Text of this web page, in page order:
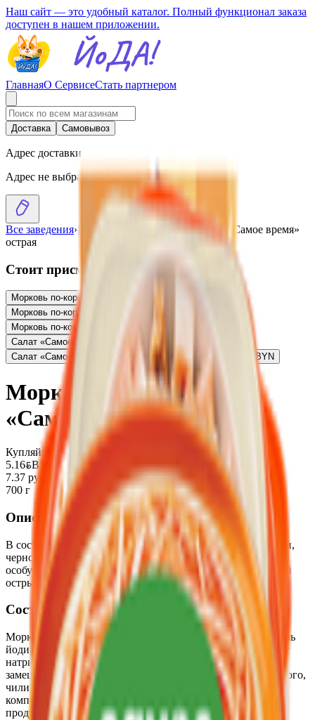
Наш сайт — это удобный каталог. Полный функционал заказа
доступен в нашем приложении.
ГлавнаяО СервисеСтать партнером
Доставка Самовывоз
Адрес доставки
Адрес не выбран
Все заведения›Каталог
Морковь по-корейски «Самое время»
острая
Стоит присмотреться
Морковь по-корейски «Leor»
Морковь по-корейски «Leor»
BYN
Морковь по-корейски «Leor»
BYN
Салат «Самое время» курочка с орехом
Салат «Самое время» в сливочно-чесночном соусе
BYNBYN
Морковь по-корейски
«Самое время» острая
Купляйце Беларускае
5.16BYNBYN
7.37 руб/кг
700 г
Описание
В составе данного салата сочетание экстрактов перца чили,
черного перца и кориандра, которые придают продукту
особую пикантность. Уникальная рецептура для ценителей
острых вкусов!
Состав
Морковь нарезанная, масло растительное, уксус, сахар, соль
йодированная, чеснок, консерванты: сорбат калия, бензоат
натрия; усилитель вкуса и аромата глутамат натрия 1-
замещенный, кориандр, экстракты: кориандра, перца черного,
чили. Может содержать незначительное количество
компонентов, используемых при производстве других
продуктов (сельдерей).